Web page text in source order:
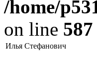
/home/
on line 587
Илья Стефанович